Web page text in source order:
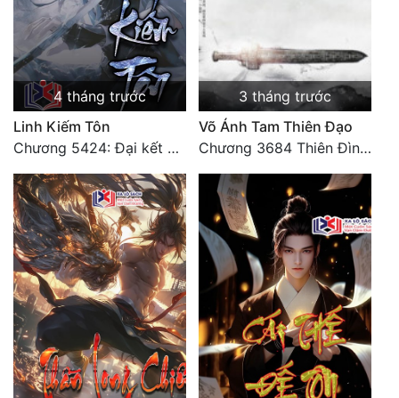
4 tháng trước
Linh Kiếm Tôn
Chương 5424: Đại kết cục (Hạ)
3 tháng trước
Võ Ánh Tam Thiên Đạo
Chương 3684 Thiên Đình vun trồng